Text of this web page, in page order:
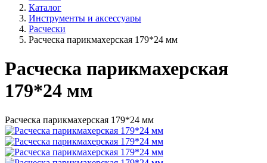
Каталог
Инструменты и аксессуары
Расчески
Расческа парикмахерская 179*24 мм
Расческа парикмахерская
179*24 мм
Расческа парикмахерская 179*24 мм